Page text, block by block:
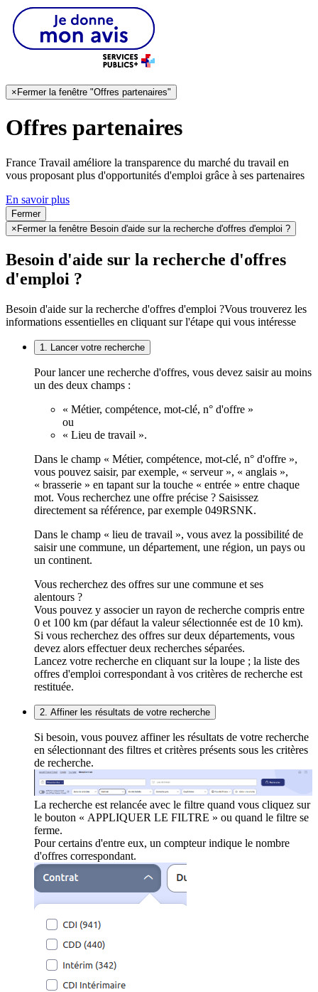
× Fermer la fenêtre "Offres partenaires"
Offres partenaires
France Travail améliore la transparence du marché du travail en
vous proposant plus d'opportunités d'emploi grâce à ses partenaires
En savoir plus
Fermer
× Fermer la fenêtre Besoin d'aide sur la recherche d'offres d'emploi ?
Besoin d'aide sur la recherche d'offres
d'emploi ?
Besoin d'aide sur la recherche d'offres d'emploi ?Vous trouverez les
informations essentielles en cliquant sur l'étape qui vous intéresse
1. Lancer votre recherche
Pour lancer une recherche d'offres, vous devez saisir au moins
un des deux champs :
« Métier, compétence, mot-clé, n° d'offre »
ou
« Lieu de travail ».
Dans le champ « Métier, compétence, mot-clé, n° d'offre »,
vous pouvez saisir, par exemple, « serveur », « anglais »,
« brasserie » en tapant sur la touche « entrée » entre chaque
mot. Vous recherchez une offre précise ? Saisissez
directement sa référence, par exemple 049RSNK.
Dans le champ « lieu de travail », vous avez la possibilité de
saisir une commune, un département, une région, un pays ou
un continent.
Vous recherchez des offres sur une commune et ses
alentours ?
Vous pouvez y associer un rayon de recherche compris entre
0 et 100 km (par défaut la valeur sélectionnée est de 10 km).
Si vous recherchez des offres sur deux départements, vous
devez alors effectuer deux recherches séparées.
Lancez votre recherche en cliquant sur la loupe ; la liste des
offres d'emploi correspondant à vos critères de recherche est
restituée.
2. Affiner les résultats de votre recherche
Si besoin, vous pouvez affiner les résultats de votre recherche
en sélectionnant des filtres et critères présents sous les critères
de recherche.
La recherche est relancée avec le filtre quand vous cliquez sur
le bouton « APPLIQUER LE FILTRE » ou quand le filtre se
ferme.
Pour certains d'entre eux, un compteur indique le nombre
d'offres correspondant.